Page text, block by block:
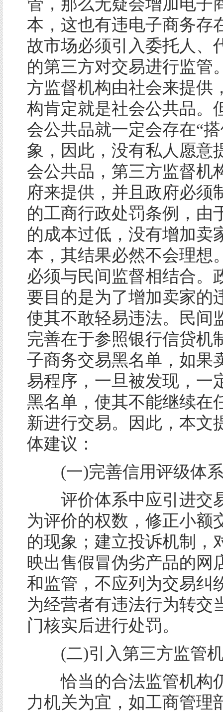
管，那么无疑会增加电子
本，这也有违电子商务存
故市场必须引入委托人、
的第三方对交易进行监管
方监督机构由社会来提供
构肯定就是社会公共品。
会公共品就一定会存在“
象，因此，没有私人愿意
会公共品，第三方监督机
府来提供，并且政府必须
的工商行政处罚条例，由
的成本过低，没有增加卖
本，其结果必然不会理想
必须与民间监督相结合。
要目的是为了增加卖家的
使其不敢轻易违法。民间
完善在于参照银行信贷机
子商务交易黑名单，如果
易程序，一旦被发现，一
黑名单，使其不能继续在
新进行交易。因此，本文
体建议：
(一)完善信用评级体
评价体系中应引进交
为评价的权数，修正小额
的现象；建立投诉机制，
映出售假冒伪劣产品的网
和监管，不应列为交易纠
为经营者有违法行为转交
门核实后进行处罚。
(二)引入第三方监管
恰当的合法监管机构
力机关为宜，如工商管理